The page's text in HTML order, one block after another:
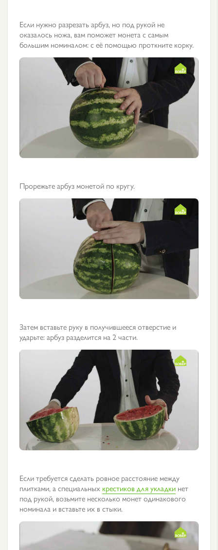
Если нужно разрезать арбуз, но под рукой не
оказалось ножа, вам поможет монета с самым
большим номиналом: с её помощью проткните корку.
Прорежьте арбуз монетой по кругу.
Затем вставьте руку в получившееся отверстие и
ударьте: арбуз разделится на 2 части.
Если требуется сделать ровное расстояние между
плитками, а специальных крестиков для укладки нет
под рукой, возьмите несколько монет одинакового
номинала и вставьте их в стыки.